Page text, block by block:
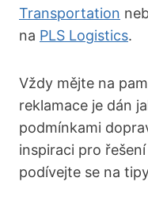
Transportation
na PLS Logistics.
Vždy mějte na
reklamace je dán
podmínkami
inspiraci pro
podívejte se na